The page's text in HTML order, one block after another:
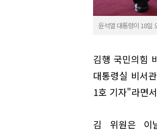
윤석열 대통령이 18일
김행 국민의힘
대통령실 비서
1호 기자"라면
김 위원은 이